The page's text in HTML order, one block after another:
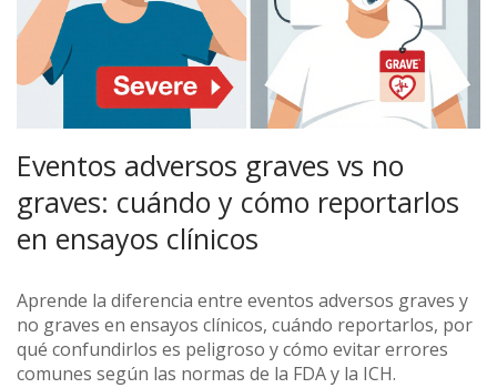
Eventos adversos graves vs no
graves: cuándo y cómo reportarlos
en ensayos clínicos
Aprende la diferencia entre eventos adversos graves y
no graves en ensayos clínicos, cuándo reportarlos, por
qué confundirlos es peligroso y cómo evitar errores
comunes según las normas de la FDA y la ICH.